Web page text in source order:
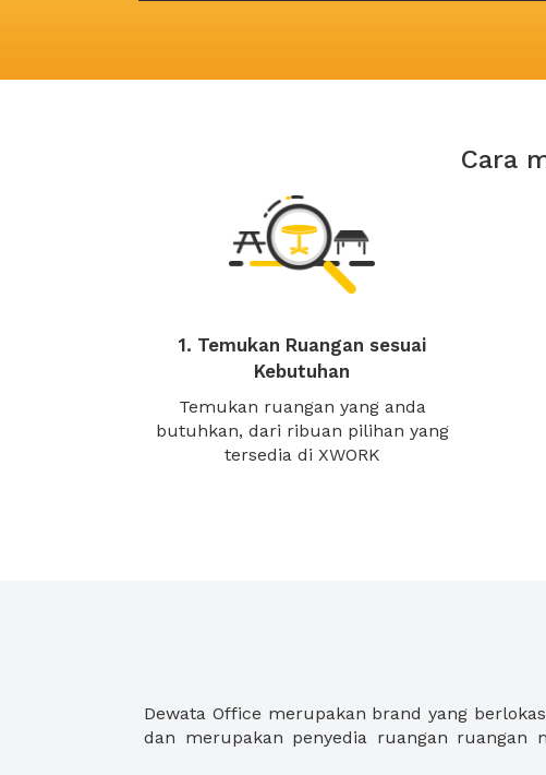
Cara
1. Temukan Ruangan sesuai
Kebutuhan
Temukan ruangan yang anda
butuhkan, dari ribuan pilihan yang
tersedia di XWORK
Dewata Office merupakan brand yang
dan merupakan penyedia ruangan ruangan